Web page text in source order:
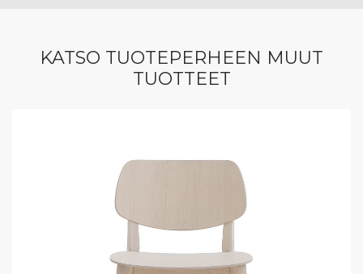
KATSO TUOTEPERHEEN MUUT
TUOTTEET